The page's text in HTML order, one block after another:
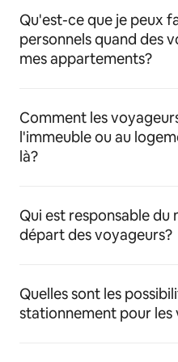
Qu'est-ce que je peux
personnels quand des
mes appartements?
Comment les
l'immeuble ou au
là?
Qui est responsable
départ des voyageurs?
Quelles sont les
stationnement pour les